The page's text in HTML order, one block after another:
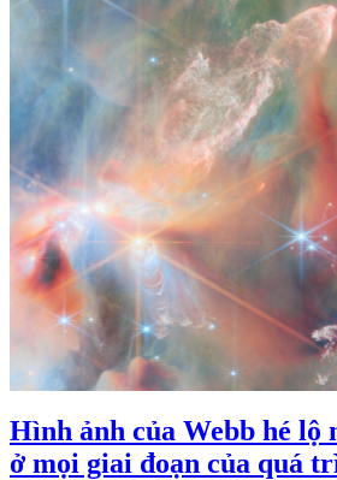
Hình ảnh của Webb hé lộ
ở mọi giai đoạn của quá